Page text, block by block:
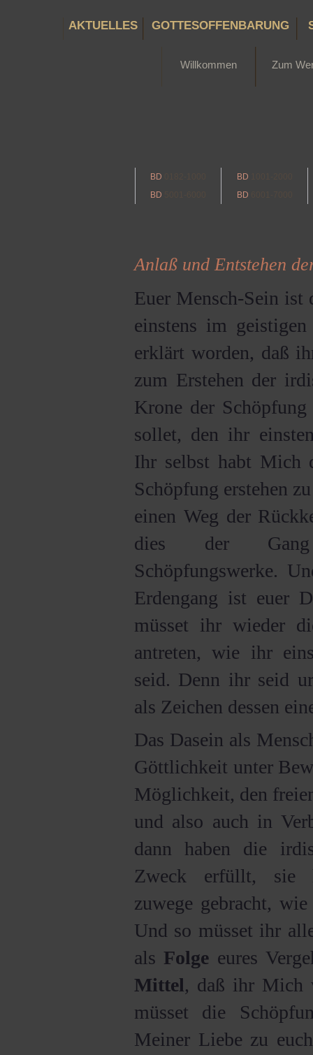
AKTUELLES GOTTESOFFENBARUNG
Willkommen Zum
BD BD
BD
BD
Anlaß und Entstehen
Euer Mensch-Sein
einstens im
erklärt worden, daß
zum Erstehen der
Krone der
sollet, den ihr
Ihr selbst habt Mich
Schöpfung erstehen
einen Weg der
dies der Gang
Schöpfungswerke.
Erdengang ist euer
müsset ihr wieder
antreten, wie ihr
seid. Denn ihr seid
als Zeichen dessen
Das Dasein als
Göttlichkeit unter
Möglichkeit, den
und also auch in
dann haben die
Zweck erfüllt, sie
zuwege gebracht,
Und so müsset ihr
als Folge eures
Mittel, daß ihr Mich
müsset die
Meiner Liebe zu